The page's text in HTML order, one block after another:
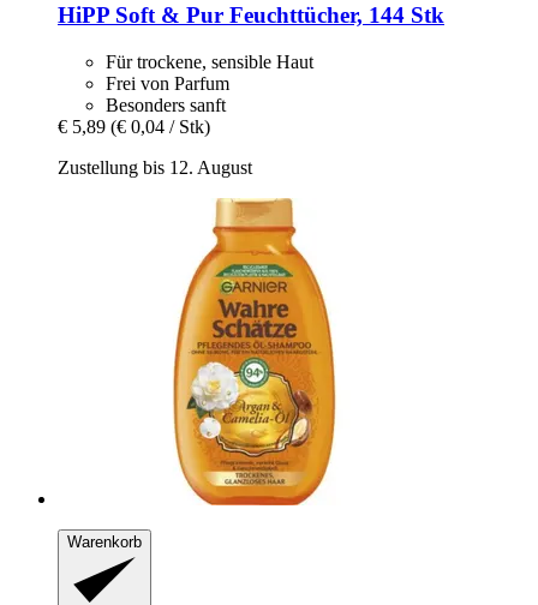
HiPP Soft & Pur Feuchttücher, 144 Stk
Für trockene, sensible Haut
Frei von Parfum
Besonders sanft
€ 5,89 (€ 0,04 / Stk)
Zustellung bis 12. August
Warenkorb